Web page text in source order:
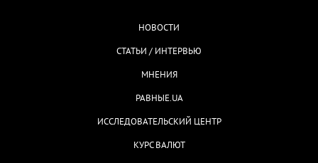
НОВОСТИ
СТАТЬИ / ИНТЕРВЬЮ
МНЕНИЯ
РАВНЫЕ.UA
ИССЛЕДОВАТЕЛЬСКИЙ ЦЕНТР
КУРС ВАЛЮТ